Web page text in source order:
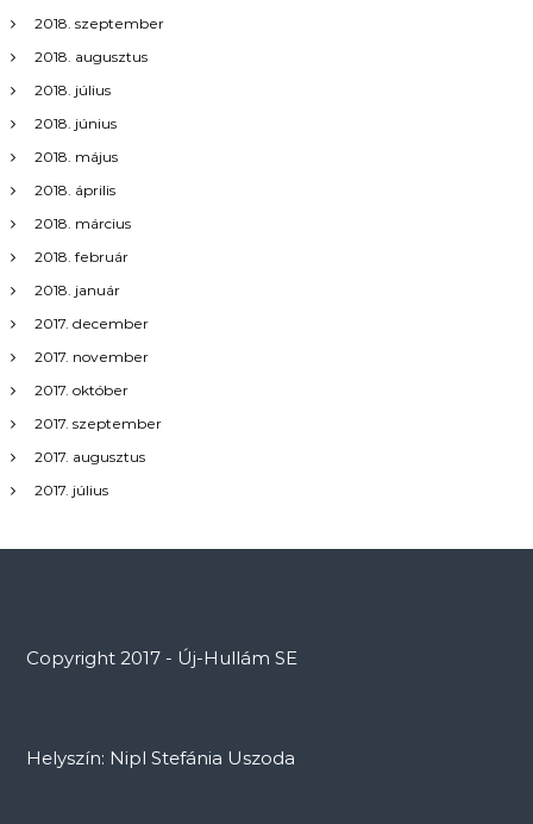
2018. szeptember
2018. augusztus
2018. július
2018. június
2018. május
2018. április
2018. március
2018. február
2018. január
2017. december
2017. november
2017. október
2017. szeptember
2017. augusztus
2017. július
Copyright 2017 - Új-Hullám SE
Helyszín: Nipl Stefánia Uszoda